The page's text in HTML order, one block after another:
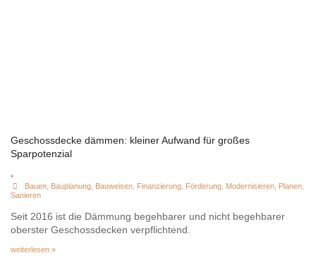
Geschossdecke dämmen: kleiner Aufwand für großes
Sparpotenzial
•
Bauen, Bauplanung, Bauweisen, Finanzierung, Förderung, Modernisieren, Planen,
Sanieren
Seit 2016 ist die Dämmung begehbarer und nicht begehbarer
oberster Geschossdecken verpflichtend.
weiterlesen »